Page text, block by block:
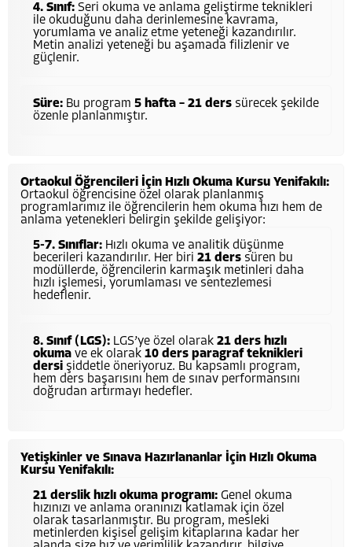
4. Sınıf: Seri okuma ve anlama geliştirme teknikleri
ile okuduğunu daha derinlemesine kavrama,
yorumlama ve analiz etme yeteneği kazandırılır.
Metin analizi yeteneği bu aşamada filizlenir ve
güçlenir.
Süre: Bu program 5 hafta – 21 ders sürecek şekilde
özenle planlanmıştır.
Ortaokul Öğrencileri İçin Hızlı Okuma Kursu Yenifakılı:
Ortaokul öğrencisine özel olarak planlanmış
programlarımız ile öğrencilerin hem okuma hızı hem de
anlama yetenekleri belirgin şekilde gelişiyor:
5-7. Sınıflar: Hızlı okuma ve analitik düşünme
becerileri kazandırılır. Her biri 21 ders süren bu
modüllerde, öğrencilerin karmaşık metinleri daha
hızlı işlemesi, yorumlaması ve sentezlemesi
hedeflenir.
8. Sınıf (LGS): LGS’ye özel olarak 21 ders hızlı
okuma ve ek olarak 10 ders paragraf teknikleri
dersi şiddetle öneriyoruz. Bu kapsamlı program,
hem ders başarısını hem de sınav performansını
doğrudan artırmayı hedefler.
Yetişkinler ve Sınava Hazırlananlar İçin Hızlı Okuma
Kursu Yenifakılı:
21 derslik hızlı okuma programı: Genel okuma
hızınızı ve anlama oranınızı katlamak için özel
olarak tasarlanmıştır. Bu program, mesleki
metinlerden kişisel gelişim kitaplarına kadar her